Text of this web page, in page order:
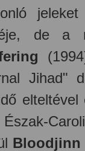
de a
Jihad"
elteltével
Bloodjinn